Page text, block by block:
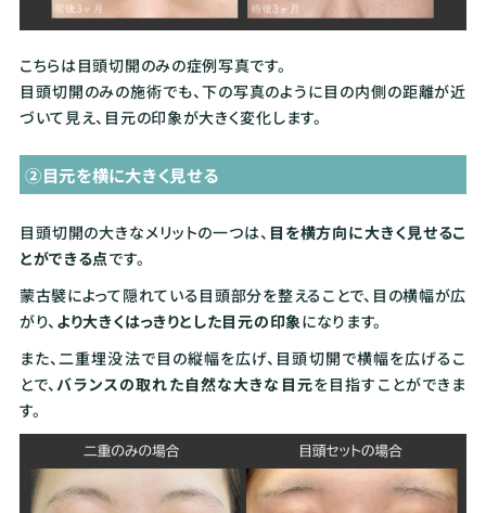
こちらは目頭切開のみの症例写真です。
目頭切開のみの施術でも、下の写真のように目の内側の距離が近
づいて見え、目元の印象が大きく変化します。
②目元を横に大きく見せる
目頭切開の大きなメリットの一つは、 目を横方向に大きく見せるこ
とができる点です。
蒙古襞によって隠れている目頭部分を整えることで、目の横幅が広
がり、 より大きくはっきりとした目元の印象になります。
また、二重埋没法で目の縦幅を広げ、目頭切開で横幅を広げるこ
とで、バランスの取れた自然な大きな目元を目指すことができま
す。